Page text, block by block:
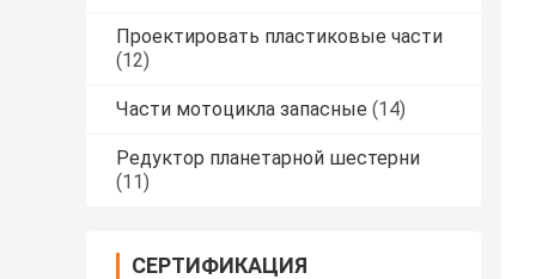
Проектировать пластиковые части
(12)
Части мотоцикла запасные (14)
Редуктор планетарной шестерни
(11)
СЕРТИФИКАЦИЯ